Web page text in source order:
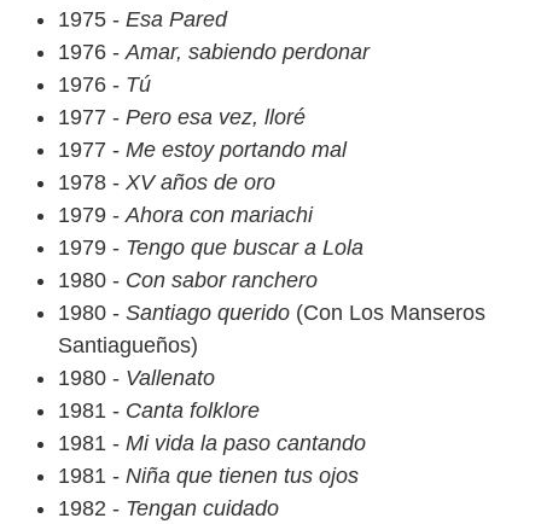
1975 - Esa Pared
1976 -Amar, sabiendo perdonar
1976 - Tú
1977 - Pero esa vez, lloré
1977 - Me estoy portando mal
1978 - XV años de oro
1979 -Ahora con mariachi
1979 - Tengo que buscar a Lola
1980 - Con sabor ranchero
1980 - Santiago querido (Con Los Manseros
Santiagueños)
1980 - Vallenato
1981 - Canta folklore
1981 - Mi vida la paso cantando
1981 - Niña que tienen tus ojos
1982 - Tengan cuidado